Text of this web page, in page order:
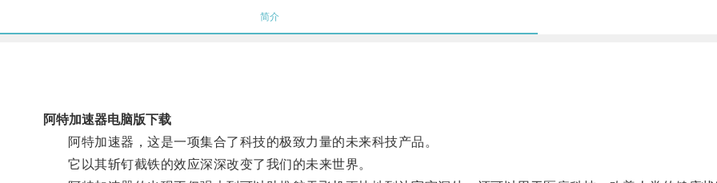
简介
阿特加速器电脑版下载
阿特加速器，这是一项集合了科技的极致力量的未来科技产品。
它以其斩钉截铁的效应深深改变了我们的未来世界。